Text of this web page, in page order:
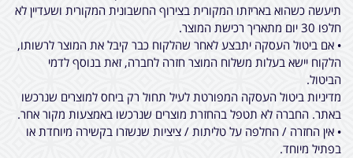
תיעשה כשהוא באריזתו המקורית בצירוף החשבונית המקורית ושעדיין לא
חלפו 30 יום מתאריך רכישת המוצר.
• אם ביטול העסקה יתבצע לאחר שהלקוח כבר קיבל את המוצר לרשותו,
הלקוח יישא בעלות משלוח המוצר חזרה לחברה, זאת בנוסף לדמי
הביטול.
מדיניות ביטול העסקה המפורטת לעיל תחול רק ביחס למוצרים שנרכשו
באתר. החברה לא תטפל בהחזרת מוצרים שנרכשו באמצעות מקור אחר.
• אין החזרה / החלפה על טליתות / ציציות שנשזרו בקשירה מיוחדת או
בפתיל מיוחד.